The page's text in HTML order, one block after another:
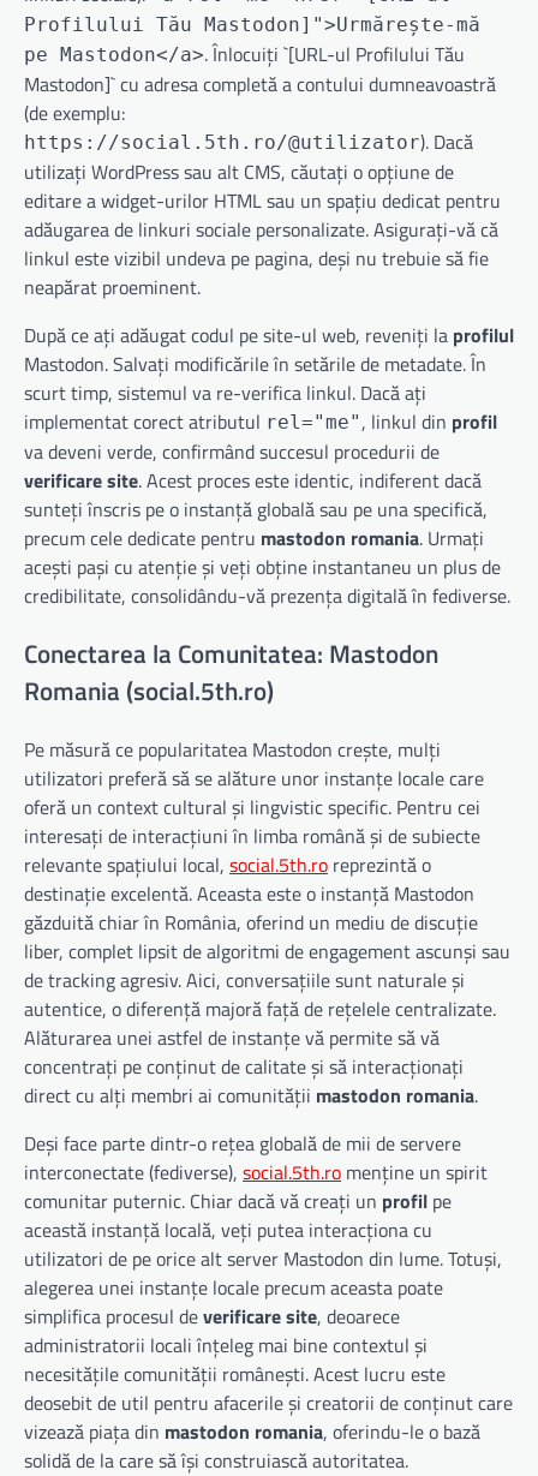
Profilului Tău Mastodon]">Urmărește-mă
pe Mastodon</a>. Înlocuiți `[URL-ul Profilului Tău
Mastodon]` cu adresa completă a contului dumneavoastră
(de exemplu:
https://social.5th.ro/@utilizator). Dacă
utilizați WordPress sau alt CMS, căutați o opțiune de
editare a widget-urilor HTML sau un spațiu dedicat pentru
adăugarea de linkuri sociale personalizate. Asigurați-vă că
linkul este vizibil undeva pe pagina, deși nu trebuie să fie
neapărat proeminent.
După ce ați adăugat codul pe site-ul web, reveniți la profilul
Mastodon. Salvați modificările în setările de metadate. În
scurt timp, sistemul va re-verifica linkul. Dacă ați
implementat corect atributul rel="me", linkul din profil
va deveni verde, confirmând succesul procedurii de
verificare site. Acest proces este identic, indiferent dacă
sunteți înscris pe o instanță globală sau pe una specifică,
precum cele dedicate pentru mastodon romania. Urmați
acești pași cu atenție și veți obține instantaneu un plus de
credibilitate, consolidându-vă prezența digitală în fediverse.
Conectarea la Comunitatea: Mastodon
Romania (social.5th.ro)
Pe măsură ce popularitatea Mastodon crește, mulți
utilizatori preferă să se alăture unor instanțe locale care
oferă un context cultural și lingvistic specific. Pentru cei
interesați de interacțiuni în limba română și de subiecte
relevante spațiului local, social.5th.ro reprezintă o
destinație excelentă. Aceasta este o instanță Mastodon
găzduită chiar în România, oferind un mediu de discuție
liber, complet lipsit de algoritmi de engagement ascunși sau
de tracking agresiv. Aici, conversațiile sunt naturale și
autentice, o diferență majoră față de rețelele centralizate.
Alăturarea unei astfel de instanțe vă permite să vă
concentrați pe conținut de calitate și să interacționați
direct cu alți membri ai comunității mastodon romania.
Deși face parte dintr-o rețea globală de mii de servere
interconectate (fediverse), social.5th.ro menține un spirit
comunitar puternic. Chiar dacă vă creați un profil pe
această instanță locală, veți putea interacționa cu
utilizatori de pe orice alt server Mastodon din lume. Totuși,
alegerea unei instanțe locale precum aceasta poate
simplifica procesul deverificare site, deoarece
administratorii locali înțeleg mai bine contextul și
necesitățile comunității românești. Acest lucru este
deosebit de util pentru afacerile și creatorii de conținut care
vizează piața din mastodon romania, oferindu-le o bază
solidă de la care să își construiască autoritatea.